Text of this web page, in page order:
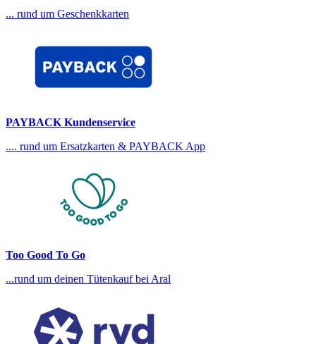
... rund um Geschenkkarten
PAYBACK Kundenservice
.... rund um Ersatzkarten & PAYBACK App
Too Good To Go
...rund um deinen Tütenkauf bei Aral